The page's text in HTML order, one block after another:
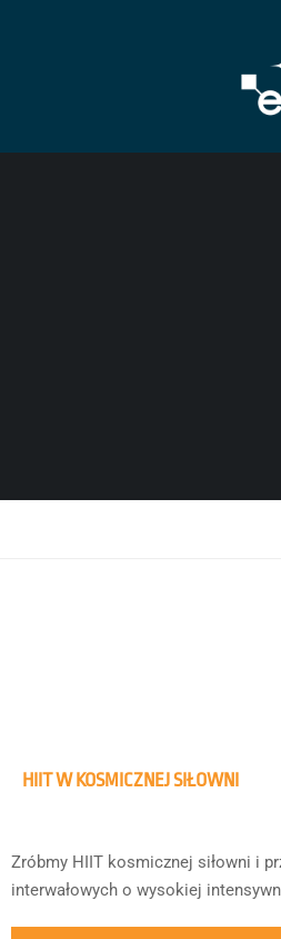
HIIT W KOSMICZNEJ SIŁOWNI
Zróbmy HIIT kosmicznej siłowni i
interwałowych o wysokiej